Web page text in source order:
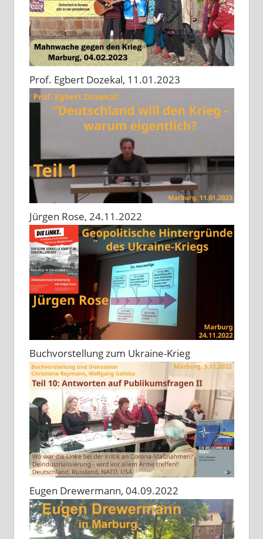
Prof. Egbert Dozekal, 11.01.2023
Jürgen Rose, 24.11.2022
Buchvorstellung zum Ukraine-Krieg
Eugen Drewermann, 04.09.2022